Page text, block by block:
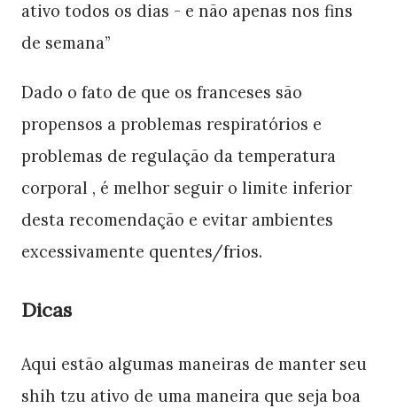
ativo todos os dias - e não apenas nos fins
de semana”
Dado o fato de que os franceses são
propensos a problemas respiratórios e
problemas de regulação da temperatura
corporal , é melhor seguir o limite inferior
desta recomendação e evitar ambientes
excessivamente quentes/frios.
Dicas
Aqui estão algumas maneiras de manter seu
shih tzu ativo de uma maneira que seja boa